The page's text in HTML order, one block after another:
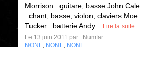
Morrison : guitare, basse John Cale
: chant, basse, violon, claviers Moe
Tucker : batterie Andy...
Lire la suite
Le 13 juin 2011 par
Numfar
NONE NONE NONE